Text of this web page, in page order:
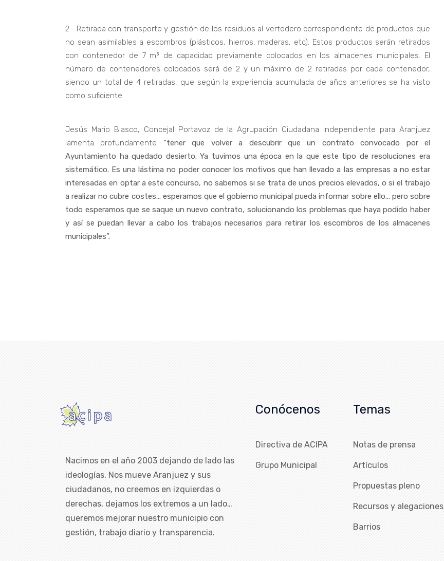
2.- Retirada con transporte y gestión de los residuos al vertedero correspondiente de productos que
no sean asimilables a escombros (plásticos, hierros, maderas, etc). Estos productos serán retirados
con contenedor de 7 m³ de capacidad previamente colocados en los almacenes municipales. El
número de contenedores colocados será de 2 y un máximo de 2 retiradas por cada contenedor,
siendo un total de 4 retiradas, que según la experiencia acumulada de años anteriores se ha visto
como suficiente.
Jesús Mario Blasco, Concejal Portavoz de la Agrupación Ciudadana Independiente para Aranjuez
lamenta profundamente “tener que volver a descubrir que un contrato convocado por el
Ayuntamiento ha quedado desierto. Ya tuvimos una época en la que este tipo de resoluciones era
sistemático. Es una lástima no poder conocer los motivos que han llevado a las empresas a no estar
interesadas en optar a este concurso, no sabemos si se trata de unos precios elevados, o si el trabajo
a realizar no cubre costes… esperamos que el gobierno municipal pueda informar sobre ello… pero sobre
todo esperamos que se saque un nuevo contrato, solucionando los problemas que haya podido haber
y así se puedan llevar a cabo los trabajos necesarios para retirar los escombros de los almacenes
municipales”.
Nacimos en el año 2003 dejando de lado las
ideologías. Nos mueve Aranjuez y sus
ciudadanos, no creemos en izquierdas o
derechas, dejamos los extremos a un lado…
queremos mejorar nuestro municipio con
gestión, trabajo diario y transparencia.
Conócenos
Directiva de ACIPA
Grupo Municipal
Temas
Notas de prensa
Artículos
Propuestas pleno
Recursos y alegaciones
Barrios